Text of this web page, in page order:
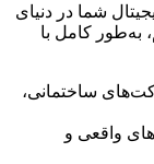
شما در دنیای
کامل با
ساختمانی،
واقعی و